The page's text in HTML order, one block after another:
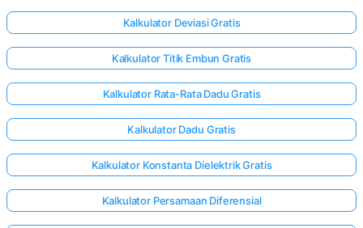
Kalkulator Deviasi Gratis
Kalkulator Titik Embun Gratis
Kalkulator Rata-Rata Dadu Gratis
Kalkulator Dadu Gratis
Kalkulator Konstanta Dielektrik Gratis
Kalkulator Persamaan Diferensial